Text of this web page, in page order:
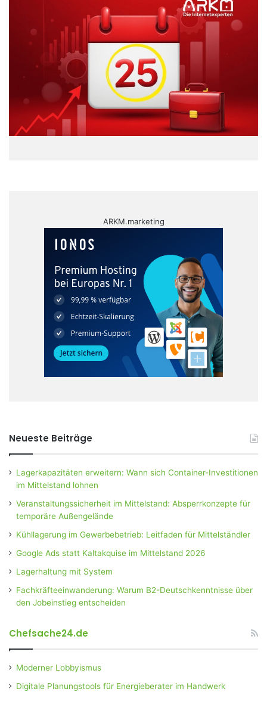
ARKM.marketing
Neueste Beiträge
Lagerkapazitäten erweitern: Wann sich Container-Investitionen
im Mittelstand lohnen
Veranstaltungssicherheit im Mittelstand: Absperrkonzepte für
temporäre Außengelände
Kühllagerung im Gewerbebetrieb: Leitfaden für Mittelständler
Google Ads statt Kaltakquise im Mittelstand 2026
Lagerhaltung mit System
Fachkräfteeinwanderung: Warum B2-Deutschkenntnisse über
den Jobeinstieg entscheiden
Chefsache24.de
Moderner Lobbyismus
Digitale Planungstools für Energieberater im Handwerk